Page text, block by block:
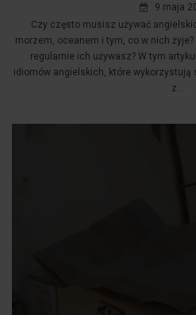
9 maja
Czy często musisz używać
morzem, oceanem i tym, co w nich
regularnie ich używasz? W tym
idiomów angielskich, które wykorzystują
z...